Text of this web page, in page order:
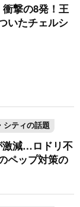
衝撃の8発！王
いたチェルシ
シティの話題
激減…ロドリ不
ペップ対策の